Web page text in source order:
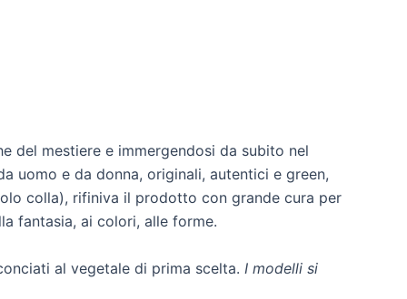
del mestiere e immergendosi da subito nel
uomo e da donna, originali, autentici e green,
colla), rifiniva il prodotto con grande cura per
fantasia, ai colori, alle forme.
al vegetale di prima scelta. I modelli si